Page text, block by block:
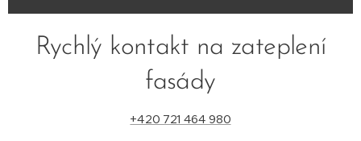
Rychlý kontakt na zateplení
fasády
+420 721 464 980